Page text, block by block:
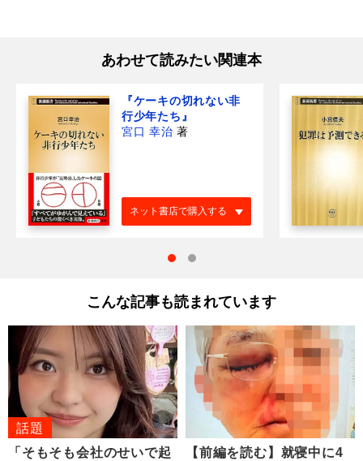
あわせて読みたい関連本
『ケーキの切れない非
行少年たち』
宮口 幸治 著
ネット書店で購入する
こんな記事も読まれています
話題
「そもそも会社のせいで起
【前編を読む】就寝中に4